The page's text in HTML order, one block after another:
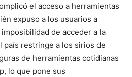
el acceso a herramientas
expuso a los usuarios a
de acceder a la
país restringe a los sirios de
de herramientas cotidianas
lo que pone sus